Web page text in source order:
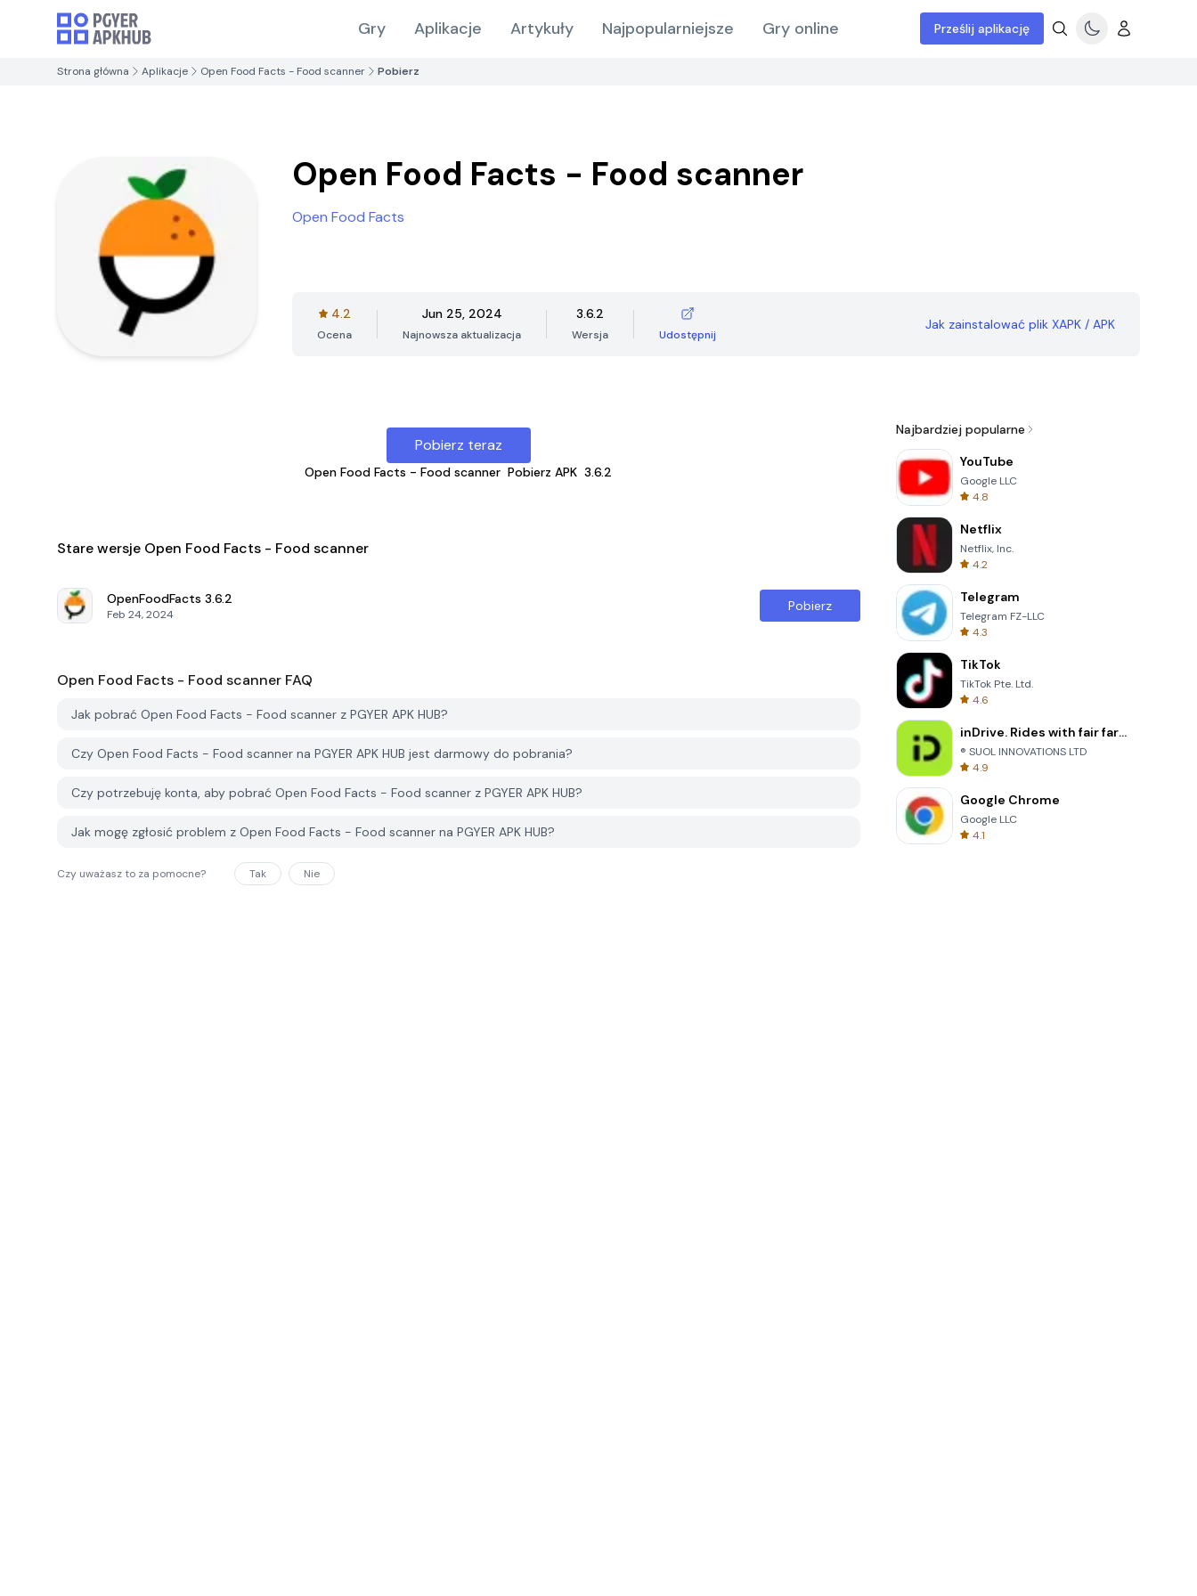
Gry Aplikacje Artykuły Najpopularniejsze Gry online Prześlij aplikację
Strona główna Aplikacje Open Food Facts - Food scanner Pobierz
Open Food Facts - Food scanner
Open Food Facts
4.2
Ocena
Jun 25, 2024
Najnowsza aktualizacja
3.6.2
Wersja Udostępnij
Jak zainstalować plik XAPK / APK
Pobierz teraz
Open Food Facts - Food scanner Pobierz APK 3.6.2
Stare wersje Open Food Facts - Food scanner
OpenFoodFacts 3.6.2
Feb 24, 2024
Pobierz
Open Food Facts - Food scanner FAQ
Jak pobrać Open Food Facts - Food scanner z PGYER APK HUB?
Czy Open Food Facts - Food scanner na PGYER APK HUB jest darmowy do pobrania?
Czy potrzebuję konta, aby pobrać Open Food Facts - Food scanner z PGYER APK HUB?
Jak mogę zgłosić problem z Open Food Facts - Food scanner na PGYER APK HUB?
Czy uważasz to za pomocne? Tak Nie
Najbardziej popularne
YouTube
Google LLC
4.8
Netflix
Netflix, Inc.
4.2
Telegram
Telegram FZ-LLC
4.3
TikTok
TikTok Pte. Ltd.
4.6
inDrive. Rides with fair fares
® SUOL INNOVATIONS LTD
4.9
Google Chrome
Google LLC
4.1